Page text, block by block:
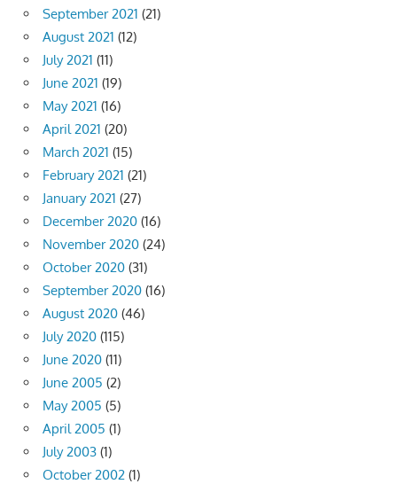
September 2021 (21)
August 2021 (12)
July 2021 (11)
June 2021 (19)
May 2021 (16)
April 2021 (20)
March 2021 (15)
February 2021 (21)
January 2021 (27)
December 2020 (16)
November 2020 (24)
October 2020 (31)
September 2020 (16)
August 2020 (46)
July 2020 (115)
June 2020 (11)
June 2005 (2)
May 2005 (5)
April 2005 (1)
July 2003 (1)
October 2002 (1)